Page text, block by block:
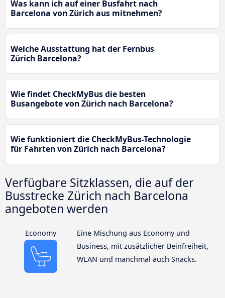
Was kann ich auf einer Busfahrt nach
Barcelona von Zürich aus mitnehmen?
Welche Ausstattung hat der Fernbus
Zürich Barcelona?
Wie findet CheckMyBus die besten
Busangebote von Zürich nach Barcelona?
Wie funktioniert die CheckMyBus-Technologie
für Fahrten von Zürich nach Barcelona?
Verfügbare Sitzklassen, die auf der
Busstrecke Zürich nach Barcelona
angeboten werden
Economy
Eine Mischung aus Economy und
Business, mit zusätzlicher Beinfreiheit,
WLAN und manchmal auch Snacks.